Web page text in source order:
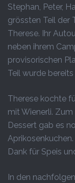
Stephan, Peter,
grössten Teil der
Therese. Ihr
neben ihrem
provisorischen
Teil wurde
Therese kochte
mit Wienerli. Zum
Dessert gab es
Dank für Speis
In den